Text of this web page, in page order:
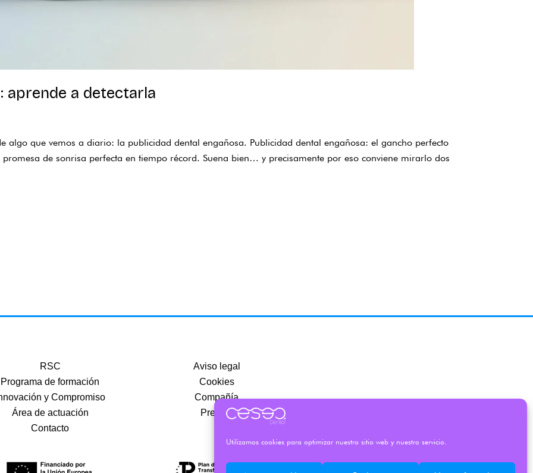
Utilizamos cookies para optimizar nuestro sitio web y nuestro servicio.
aprende a detectarla
algo que vemos a diario: la publicidad dental engañosa. Publicidad dental engañosa: el gancho perfecto
de sonrisa perfecta en tiempo récord. Suena bien… y precisamente por eso conviene mirarlo dos
RSC
Programa de formación
y Compromiso
Área de actuación
Contacto
Aviso legal
Cookies
Compañía
Precios